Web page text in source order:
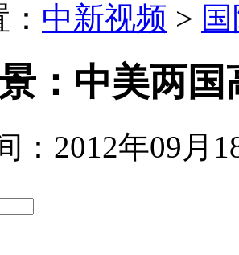
中新视频 >
：中美两国
：2012年09月